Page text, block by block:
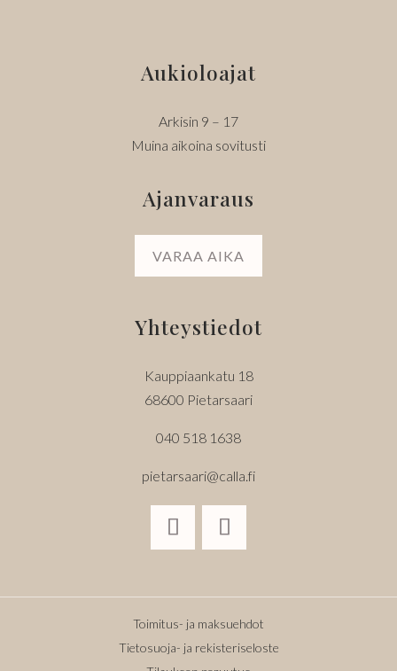
Aukioloajat
Arkisin 9 – 17
Muina aikoina sovitusti
Ajanvaraus
VARAA AIKA
Yhteystiedot
Kauppiaankatu 18
68600 Pietarsaari
040 518 1638
pietarsaari@calla.fi
Toimitus- ja maksuehdot
Tietosuoja- ja rekisteriseloste